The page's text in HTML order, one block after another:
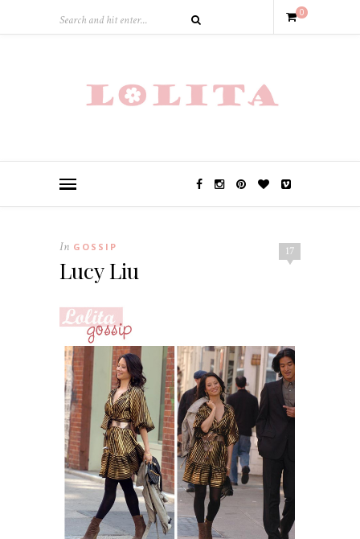
0
17
In GOSSIP
Lucy Liu